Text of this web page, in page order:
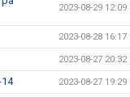
2023-08-29 12:09
2023-08-28 16:17
2023-08-27 20:32
2023-08-27 19:29